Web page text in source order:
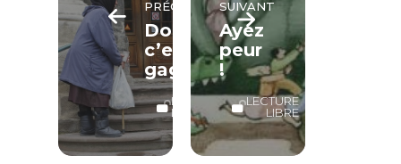
PRÉCÉDENT
Donner
c’est
gagner
LECTURE
LIBRE
SUIVANT
Ayez
peur
!
LECTURE
LIBRE